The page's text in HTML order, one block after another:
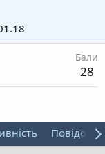
Бали
28